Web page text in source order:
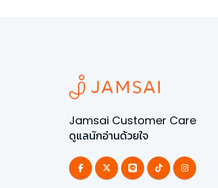
Jamsai Customer Care
ดูแลนักอ่านด้วยใจ